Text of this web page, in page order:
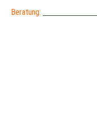
Beratung: